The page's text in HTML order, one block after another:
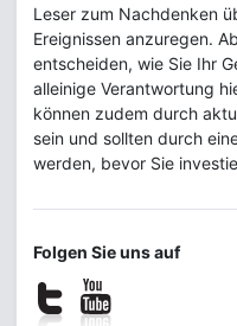
Leser zum Nachdenken
Ereignissen anzuregen.
entscheiden, wie Sie Ihr
alleinige Verantwortung
können zudem durch
sein und sollten durch
werden, bevor Sie
Folgen Sie uns auf